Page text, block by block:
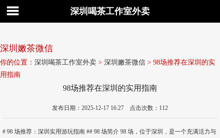
深圳喝茶工作室外卖
深圳嫩茶微信
你的位置： 深圳喝茶工作室外卖 > 深圳嫩茶微信 > 98场推荐在深圳的实
用指南
98场推荐在深圳的实用指南
发布日期：2025-12-17 16:27 点击次数：112
# 98 场推荐：深圳实用游玩指南 ## 98 场简介 98 场，位于深圳，是一个充满活力与